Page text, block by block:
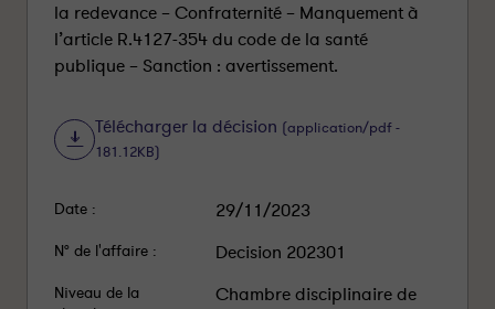
la redevance – Confraternité – Manquement à
l’article R.4127-354 du code de la santé
publique – Sanction : avertissement.
Télécharger la décision (application/pdf -
181.12KB)
Date : 29/11/2023
N° de l'affaire : Decision 202301
Niveau de la
Chambre disciplinaire de